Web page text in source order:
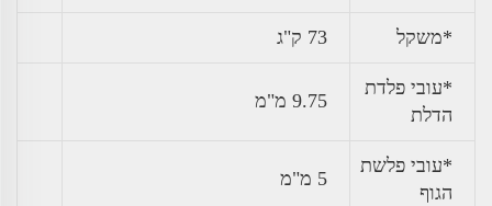
*משקל 73 ק"ג
*עובי פלדת
הדלת
9.75 מ"מ
*עובי פלשת
הגוף
5 מ"מ